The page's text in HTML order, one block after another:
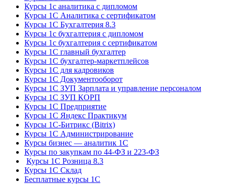
Курсы 1с аналитика с дипломом
Курсы 1С Аналитика с сертификатом
Курсы 1С Бухгалтерия 8.3
Курсы 1с бухгалтерия с дипломом
Курсы 1с бухгалтерия с сертификатом
Курсы 1С главный бухгалтер
Курсы 1С бухгалтер-маркетплейсов
Курсы 1С для кадровиков
Курсы 1С Документооборот
Курсы 1С ЗУП Зарплата и управление персоналом
Курсы 1С ЗУП КОРП
Курсы 1С Предприятие
Курсы 1С Яндекс Практикум
Курсы 1С-Битрикс (Bitrix)
Курсы 1С Администрирование
Курсы бизнес — аналитик 1С
Курсы по закупкам по 44‑ФЗ и 223‑ФЗ
Курсы 1С Розница 8.3
Курсы 1С Склад
Бесплатные курсы 1С